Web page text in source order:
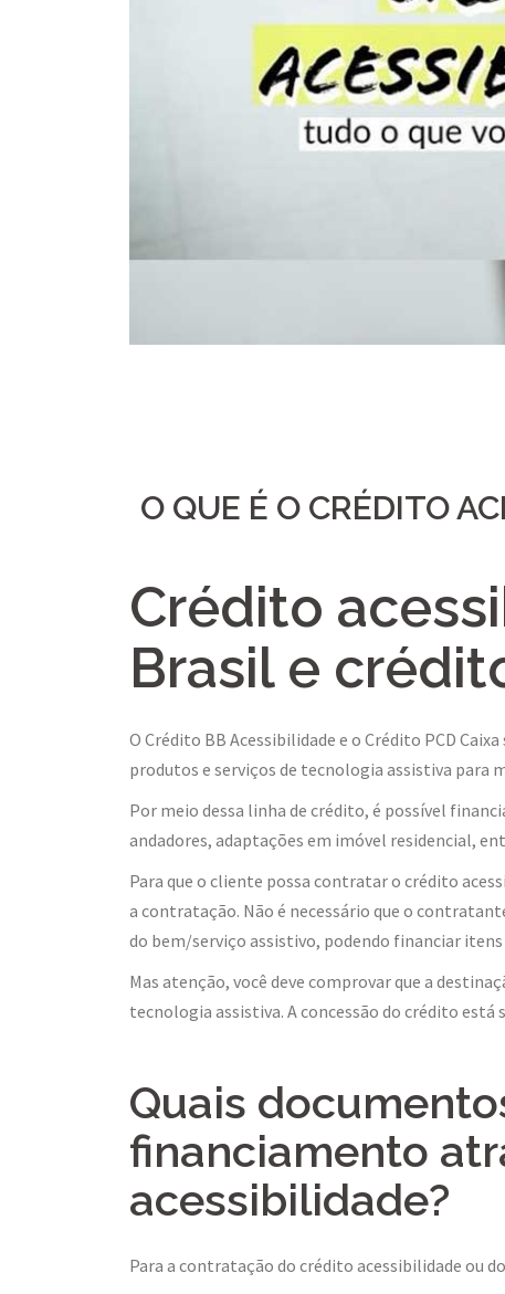
O QUE É O CRÉDITO
Crédito
Brasil e
O Crédito BB Acessibilidade e o Crédito PCD
produtos e serviços de tecnologia assistiva para
Por meio dessa linha de crédito, é possível
andadores, adaptações em imóvel residencial,
Para que o cliente possa contratar o crédito
a contratação. Não é necessário que o
do bem/serviço assistivo, podendo financiar
Mas atenção, você deve comprovar que a
tecnologia assistiva. A concessão do crédito está
Quais
financiamento
acessibilidade?
Para a contratação do crédito acessibilidade ou